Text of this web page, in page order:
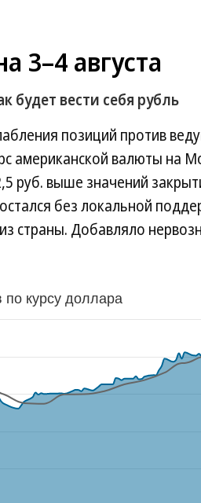
3–4 августа
будет вести себя рубль
позиций против
американской валюты на
руб. выше значений
без локальной
страны. Добавляло
по курсу доллара